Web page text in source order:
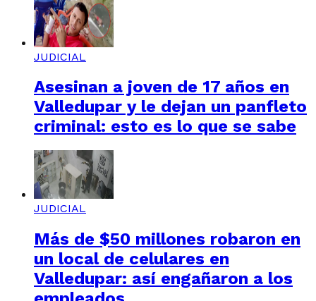
JUDICIAL
Asesinan a joven de 17 años en
Valledupar y le dejan un panfleto
criminal: esto es lo que se sabe
JUDICIAL
Más de $50 millones robaron en
un local de celulares en
Valledupar: así engañaron a los